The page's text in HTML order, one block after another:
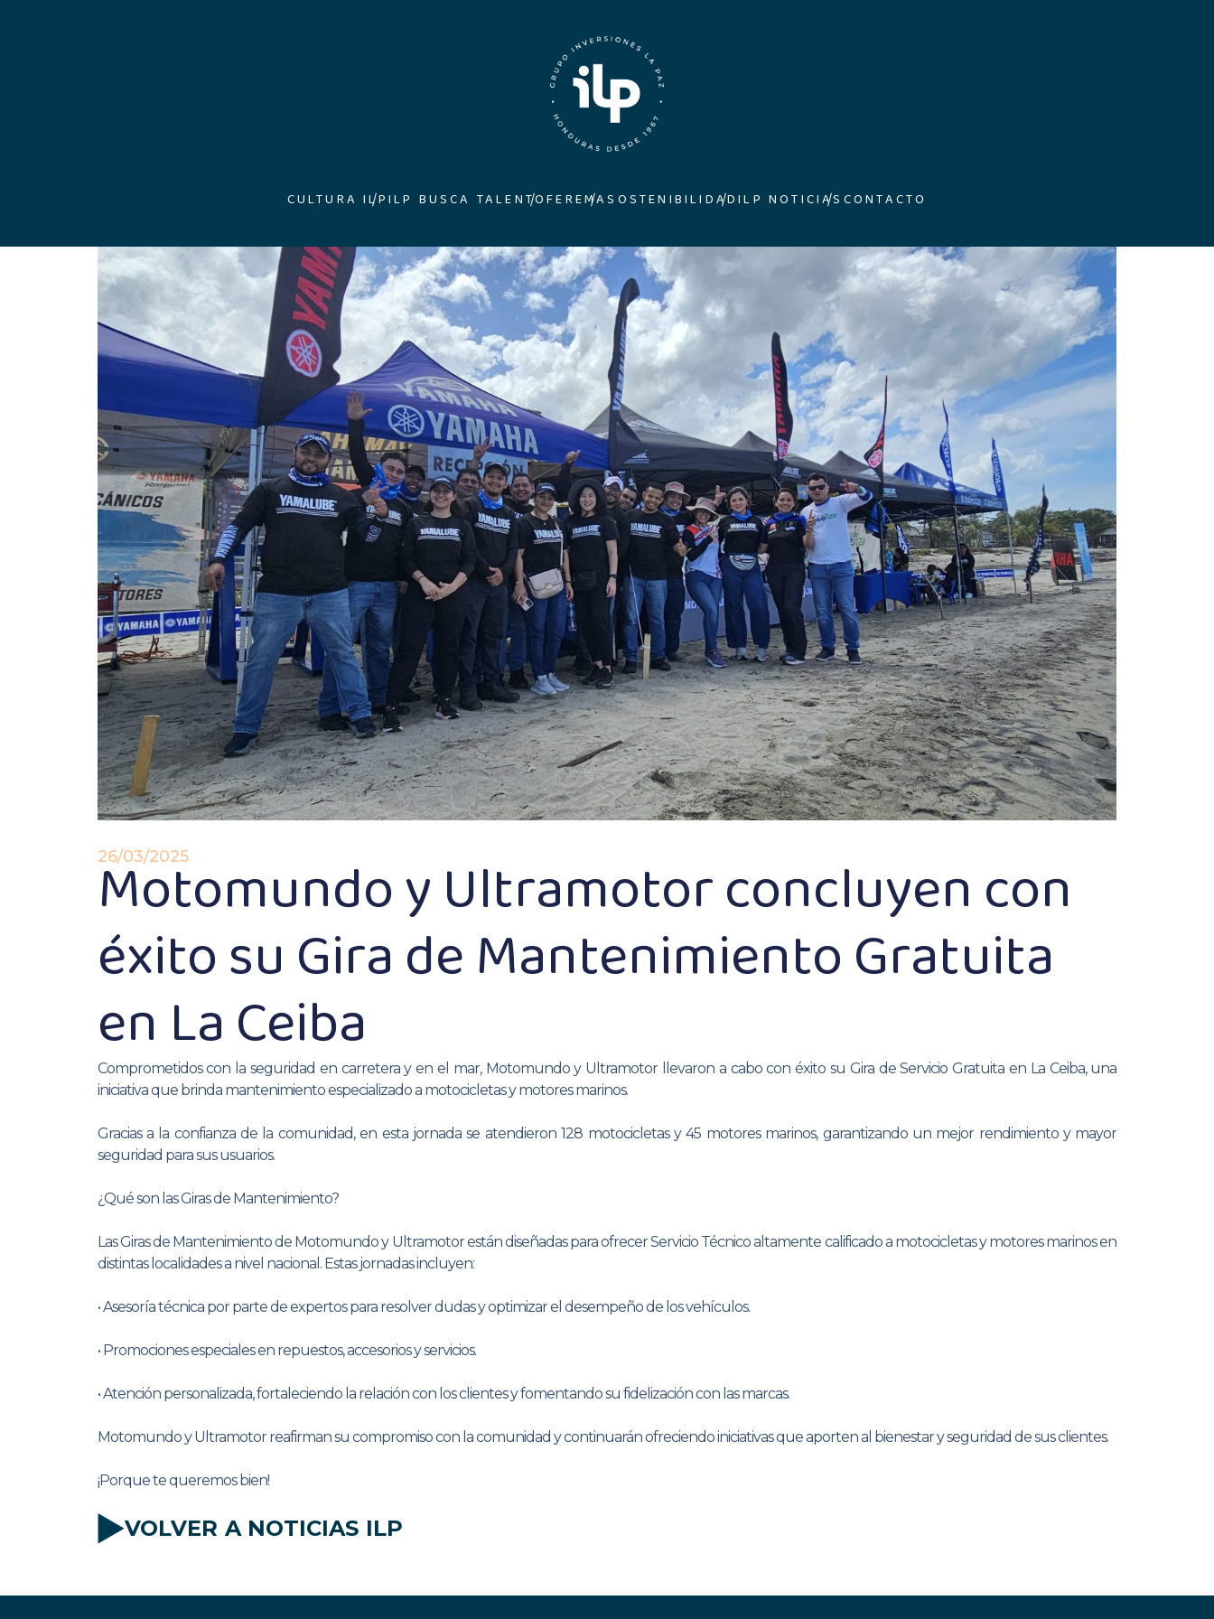
CULTURA ILPILP BUSCA TALENTOFEREMASOSTENIBILIDADILP NOTICIAS CONTACTO
26/03/2025
Motomundo y Ultramotor concluyen con
éxito su Gira de Mantenimiento Gratuita
en La Ceiba
Comprometidos con la seguridad en carretera y en el mar, Motomundo y Ultramotor llevaron a cabo con éxito su Gira de Servicio Gratuita en La Ceiba, una
iniciativa que brinda mantenimiento especializado a motocicletas y motores marinos.
Gracias a la confianza de la comunidad, en esta jornada se atendieron 128 motocicletas y 45 motores marinos, garantizando un mejor rendimiento y mayor
seguridad para sus usuarios.
¿Qué son las Giras de Mantenimiento?
Las Giras de Mantenimiento de Motomundo y Ultramotor están diseñadas para ofrecer Servicio Técnico altamente calificado a motocicletas y motores marinos en
distintas localidades a nivel nacional. Estas jornadas incluyen:
• Asesoría técnica por parte de expertos para resolver dudas y optimizar el desempeño de los vehículos.
• Promociones especiales en repuestos, accesorios y servicios.
• Atención personalizada, fortaleciendo la relación con los clientes y fomentando su fidelización con las marcas.
Motomundo y Ultramotor reafirman su compromiso con la comunidad y continuarán ofreciendo iniciativas que aporten al bienestar y seguridad de sus clientes.
¡Porque te queremos bien!
VOLVER A NOTICIAS ILP